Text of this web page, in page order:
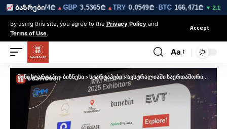
ბაზრები
▼EUR3.0274₾▲GBP3.5365₾▲TRY0.0549₾·BTC166,471₾▼ 2.1%
By using this site, you agree to the Privacy Policy and
Terms of Use.
Accept
Aa
შენი სტარტაპი>ბიზნესი>სტარტაპები>ავსტრალიაში საერთაშორისო მედიის წარმომადგენლები საქართველოს ტურისტულ პოტენციალს გაეცნენ